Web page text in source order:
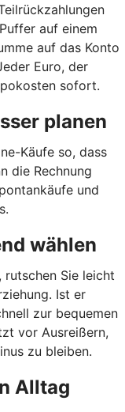
auf einem
auf das Konto
Euro, der
sofort.
planen
Käufe so, dass
die Rechnung
und
wählen
rutschen Sie leicht
Ist er
zur bequemen
vor Ausreißern,
zu bleiben.
Alltag